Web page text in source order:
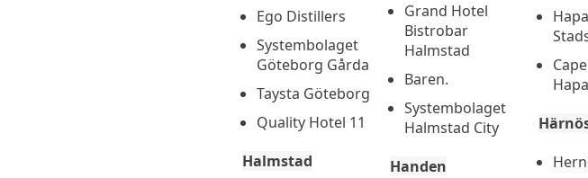
Ego Distillers
Systembolaget
Göteborg Gårda
Taysta Göteborg
Quality Hotel 11
Halmstad
Grand Hotel
Bistrobar
Halmstad
Baren.
Systembolaget
Halmstad City
Handen